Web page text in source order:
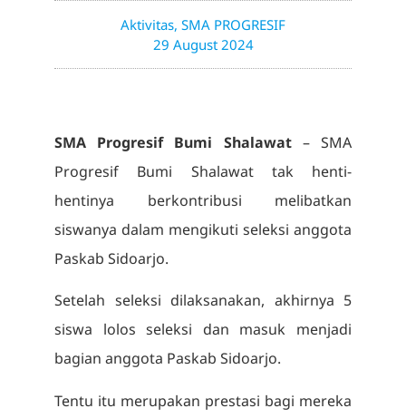
Aktivitas, SMA PROGRESIF
29 August 2024
SMA Progresif Bumi Shalawat– SMA
Progresif Bumi Shalawat tak henti-
hentinya berkontribusi melibatkan
siswanya dalam mengikuti seleksi anggota
Paskab Sidoarjo.
Setelah seleksi dilaksanakan, akhirnya 5
siswa lolos seleksi dan masuk menjadi
bagian anggota Paskab Sidoarjo.
Tentu itu merupakan prestasi bagi mereka